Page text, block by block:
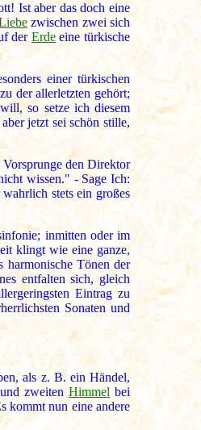
Ist aber das doch eine
zwischen zwei sich
der Erdeeine türkische
einer türkischen
der allerletzten gehört;
so setze ich diesem
jetzt sei schön stille,
den Direktor
wissen." - Sage Ich:
stets ein großes
inmitten oder im
klingt wie eine ganze,
harmonische Tönen der
entfalten sich, gleich
Eintrag zu
Sonaten und
als z. B. ein Händel,
und zweiten Himmel bei
kommt nun eine andere